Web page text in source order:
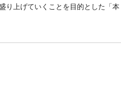
り上げていくことを目的とした「本